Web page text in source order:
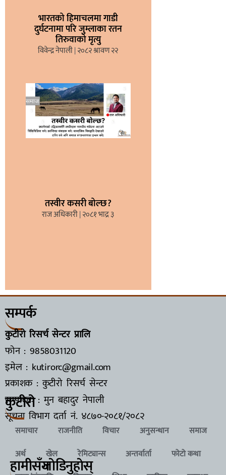
भारतको हिमाचलमा गाडी
दुर्घटनामा परि जुम्लाका रतन
तिरुवाको मृत्यु
विवेन्द्र नेपाली २०८२ श्रावण २२
तस्वीर कसरी बोल्छ?
राज अधिकारी २०८१ भाद्र ३
सम्पर्क
कुटीरो रिसर्च सेन्टर प्रालि
फोन : 9858031120
इमेल : kutirorc@gmail.com
प्रकाशक : कुटीरो रिसर्च सेन्टर
सम्पादक : मुन बहादुर नेपाली
सूचना विभाग दर्ता नं. ४८७०-२०८१/२०८२
कुटीरो
समाचार राजनीति विचार अनुसन्धान
समाज
अर्थ
खेल रेमिट्यान्स अन्तर्वार्ता
फोटो कथा
हामीसँगजाेडिनुहाेस्